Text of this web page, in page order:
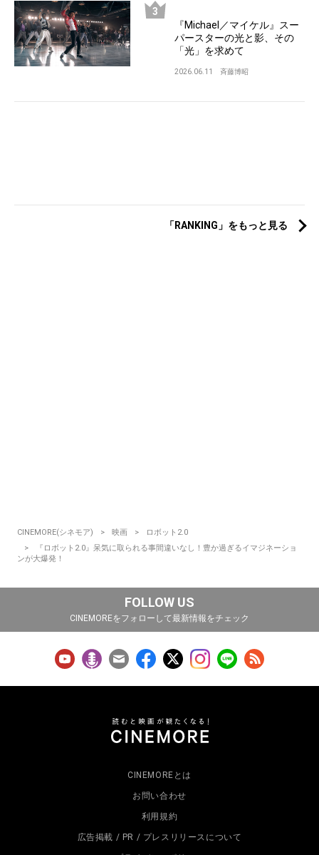
『Michael／マイケル』スー
パースターの光と影、その
「光」を求めて
2026.06.11 斉藤博昭
「RANKING」をもっと見る
CINEMORE(シネモア) 映画
ロボット2.0
『ロボット2.0』呆気に取られる事間違いなし！豊か過ぎるイマジネーショ
ンが大爆発！
FOLLOW US
CINEMOREをフォローして最新情報をチェック
CINEMOREとは
お問い合わせ
利用規約
広告掲載 / PR / プレスリリースについて